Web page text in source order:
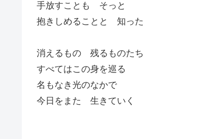
手放すことも そっと
抱きしめることと 知った
消えるもの 残るものたち
すべてはこの身を巡る
名もなき光のなかで
今日をまた 生きていく